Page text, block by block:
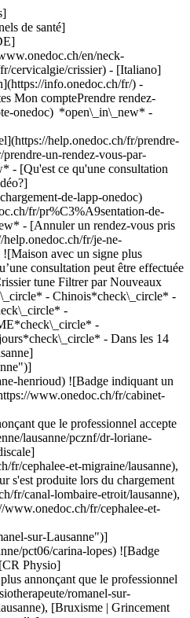
de santé]
en/neck-
cervicalgie/crissier) - [Italiano]
info.onedoc.ch/fr/) -
Mon comptePrendre rendez-
onedoc) *open\_in\_new* -
help.onedoc.ch/fr/prendre-
un-rendez-vous-par-
- [Qu'est ce qu'une consultation
de-lapp-onedoc)
fr/pr%C3%A9sentation-de-
Sévelin](https://www.onedoc.ch/fr/cabinet-paramedical/lausanne/e5ak/enmouvement-lausanne-flon-avenue-sevelin) Avenue de Sévelin 32B 1004 Lausanne ![Mme Barbara Ledda est affiliée au réseau ASCA](https://assets.onedoc.ch/images/networks/logos/496d325fd4282f2f0a46197dd629fd16fcd2d324839e441a2a65aaa74df08a15-small.png) ![Icône patient avec un signe plus annonçant que le professionnel accepte de nouveaux patients](https://www.onedoc.ch/assets/images/icons/new-patients.svg)Accepte les nouveaux patients [Réserver un RDV](https://www.onedoc.ch/fr/physiotherapeute/lausanne/pcu6k/barbara-ledda) Expertises:[Cervicalgie](https://www.onedoc.ch/fr/cervicalgie/lausanne), [Thérapie Manuelle](https://www.onedoc.ch/fr/therapie-manuelle/lausanne), [Scoliose](https://www.onedoc.ch/fr/scoliose/lausanne), [Bruxisme | Grincement des dents](https://www.onedoc.ch/fr/bruxisme-grincement-des-dents/lausanne), [Troubles de l’articulation temporo mandibulaire (ATM) | troubles de la mastication](https://www.onedoc.ch/fr/troubles-de-l-articulation-temporo-mandibulaire-atm-troubles-de-la-mastication/lausanne), [Arthrite](https://www.onedoc.ch/fr/arthrite/lausanne), [Arthrose](https://www.onedoc.ch/fr/arthrose/lausanne), [Céphalée et migraine](https://www.onedoc.ch/fr/cephalee-et-migraine/lausanne), [Récupération physiothérapeutique du sportif](https://www.onedoc.ch/fr/recuperation-physiotherapeutique-du-sportif/lausanne), [Syndrome de l’essuie-glace | bursite](https://www.onedoc.ch/fr/syndrome-de-l-essuie-glace-bursite/lausanne), [Bilan postural](https://www.onedoc.ch/fr/bilan-postural/lausanne)Voir plus *chevron\_left* lun. 03 août *chevron\_right* Voir plus de rendez-vous *error\_outline* Une erreur s'est produite lors du chargement des disponibilités [Réessayer](https://www.onedoc.ch) Expertises:[Cervicalgie](https://www.onedoc.ch/fr/cervicalgie/lausanne), [Thérapie Manuelle](https://www.onedoc.ch/fr/therapie-manuelle